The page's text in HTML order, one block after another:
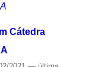
Cátedra